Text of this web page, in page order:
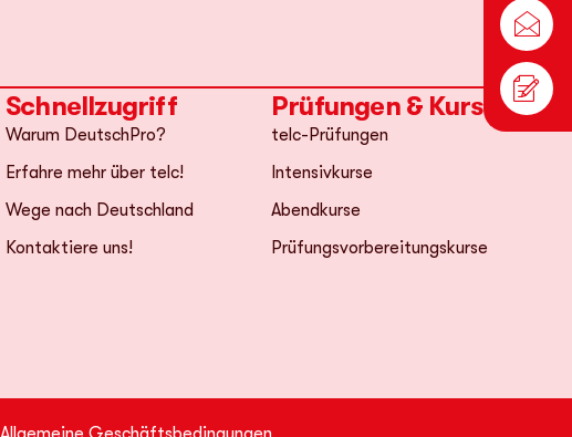
Schnellzugriff
Warum DeutschPro?
Erfahre mehr über telc!
Wege nach Deutschland
Kontaktiere uns!
Prüfungen & Kurse
telc-Prüfungen
Intensivkurse
Abendkurse
Prüfungsvorbereitungskurse